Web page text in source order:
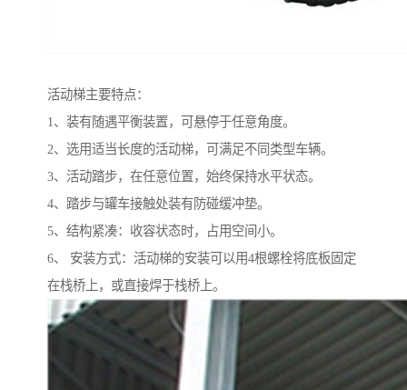
活动梯主要特点：
1、装有随遇平衡装置，可悬停于任意角度。
2、选用适当长度的活动梯，可满足不同类型车辆。
3、活动踏步，在任意位置，始终保持水平状态。
4、踏步与罐车接触处装有防碰缓冲垫。
5、结构紧凑：收容状态时，占用空间小。
6、 安装方式：活动梯的安装可以用4根螺栓将底板固定
在栈桥上，或直接焊于栈桥上。